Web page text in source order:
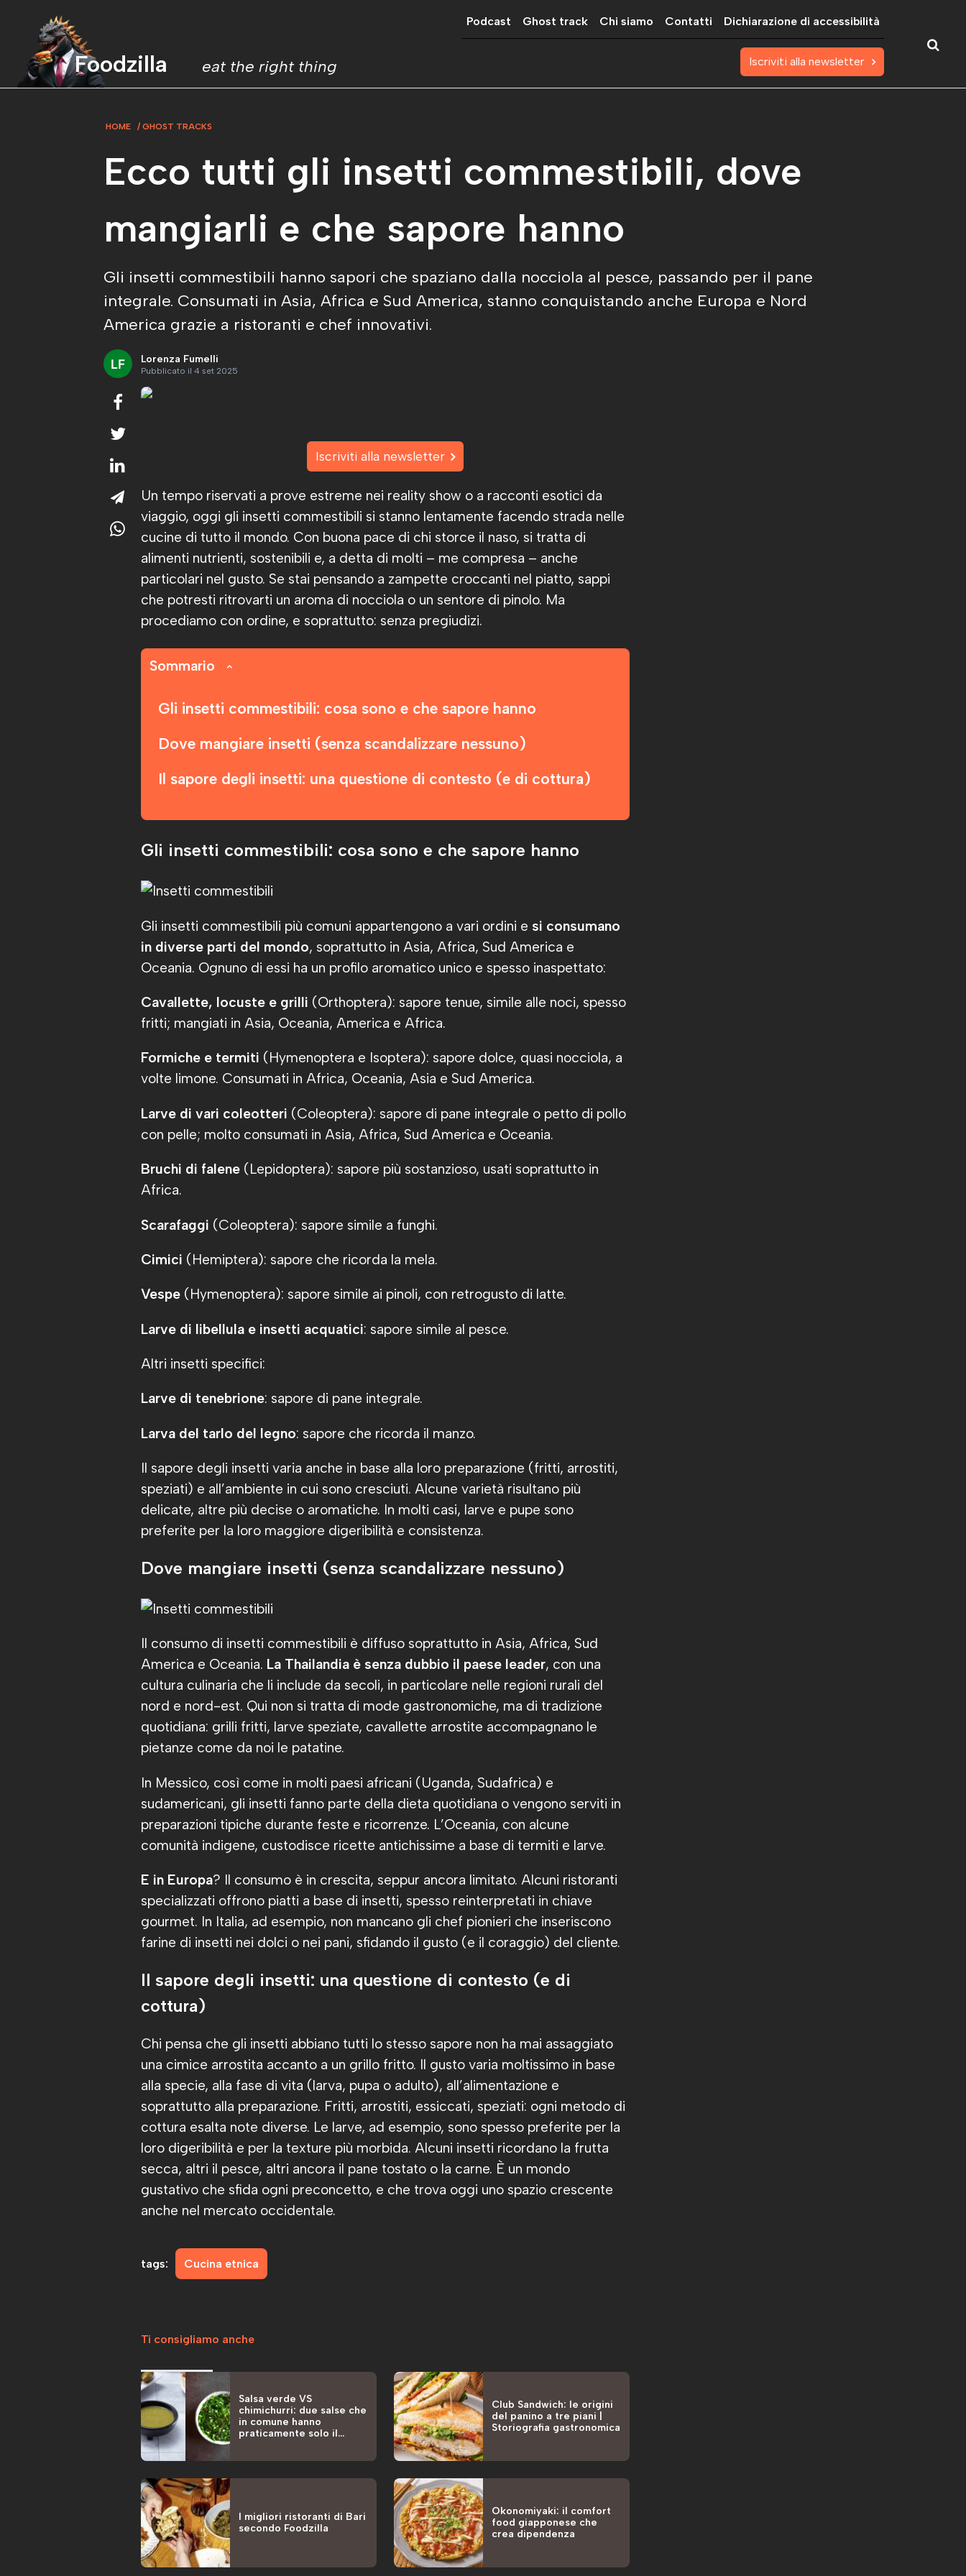
Foodzilla eat the right thing
Podcast Ghost track Chi siamo Contatti Dichiarazione di accessibilità
Iscriviti alla newsletter
HOME GHOST TRACKS
Ecco tutti gli insetti commestibili, dove
mangiarli e che sapore hanno
Gli insetti commestibili hanno sapori che spaziano dalla nocciola al pesce, passando per il pane
integrale. Consumati in Asia, Africa e Sud America, stanno conquistando anche Europa e Nord
America grazie a ristoranti e chef innovativi.
Lorenza Fumelli
Pubblicato il 4 set 2025
Iscriviti alla newsletter
Un tempo riservati a prove estreme nei reality show o a racconti esotici da
viaggio, oggi gli insetti commestibili si stanno lentamente facendo strada nelle
cucine di tutto il mondo. Con buona pace di chi storce il naso, si tratta di
alimenti nutrienti, sostenibili e, a detta di molti – me compresa – anche
particolari nel gusto. Se stai pensando a zampette croccanti nel piatto, sappi
che potresti ritrovarti un aroma di nocciola o un sentore di pinolo. Ma
procediamo con ordine, e soprattutto: senza pregiudizi.
Sommario
Gli insetti commestibili: cosa sono e che sapore hanno
Dove mangiare insetti (senza scandalizzare nessuno)
Il sapore degli insetti: una questione di contesto (e di cottura)
Gli insetti commestibili: cosa sono e che sapore hanno
Gli insetti commestibili più comuni appartengono a vari ordini e si consumano
in diverse parti del mondo, soprattutto in Asia, Africa, Sud America e
Oceania. Ognuno di essi ha un profilo aromatico unico e spesso inaspettato:
Cavallette, locuste e grilli (Orthoptera): sapore tenue, simile alle noci, spesso
fritti; mangiati in Asia, Oceania, America e Africa.
Formiche e termiti (Hymenoptera e Isoptera): sapore dolce, quasi nocciola, a
volte limone. Consumati in Africa, Oceania, Asia e Sud America.
Larve di vari coleotteri (Coleoptera): sapore di pane integrale o petto di pollo
con pelle; molto consumati in Asia, Africa, Sud America e Oceania.
Bruchi di falene (Lepidoptera): sapore più sostanzioso, usati soprattutto in
Africa.
Scarafaggi (Coleoptera): sapore simile a funghi.
Cimici (Hemiptera): sapore che ricorda la mela.
Vespe (Hymenoptera): sapore simile ai pinoli, con retrogusto di latte.
Larve di libellula e insetti acquatici: sapore simile al pesce.
Altri insetti specifici:
Larve di tenebrione: sapore di pane integrale.
Larva del tarlo del legno: sapore che ricorda il manzo.
Il sapore degli insetti varia anche in base alla loro preparazione (fritti, arrostiti,
speziati) e all’ambiente in cui sono cresciuti. Alcune varietà risultano più
delicate, altre più decise o aromatiche. In molti casi, larve e pupe sono
preferite per la loro maggiore digeribilità e consistenza.
Dove mangiare insetti (senza scandalizzare nessuno)
Il consumo di insetti commestibili è diffuso soprattutto in Asia, Africa, Sud
America e Oceania. La Thailandia è senza dubbio il paese leader, con una
cultura culinaria che li include da secoli, in particolare nelle regioni rurali del
nord e nord-est. Qui non si tratta di mode gastronomiche, ma di tradizione
quotidiana: grilli fritti, larve speziate, cavallette arrostite accompagnano le
pietanze come da noi le patatine.
In Messico, così come in molti paesi africani (Uganda, Sudafrica) e
sudamericani, gli insetti fanno parte della dieta quotidiana o vengono serviti in
preparazioni tipiche durante feste e ricorrenze. L’Oceania, con alcune
comunità indigene, custodisce ricette antichissime a base di termiti e larve.
E in Europa? Il consumo è in crescita, seppur ancora limitato. Alcuni ristoranti
specializzati offrono piatti a base di insetti, spesso reinterpretati in chiave
gourmet. In Italia, ad esempio, non mancano gli chef pionieri che inseriscono
farine di insetti nei dolci o nei pani, sfidando il gusto (e il coraggio) del cliente.
Il sapore degli insetti: una questione di contesto (e di
cottura)
Chi pensa che gli insetti abbiano tutti lo stesso sapore non ha mai assaggiato
una cimice arrostita accanto a un grillo fritto. Il gusto varia moltissimo in base
alla specie, alla fase di vita (larva, pupa o adulto), all’alimentazione e
soprattutto alla preparazione. Fritti, arrostiti, essiccati, speziati: ogni metodo di
cottura esalta note diverse. Le larve, ad esempio, sono spesso preferite per la
loro digeribilità e per la texture più morbida. Alcuni insetti ricordano la frutta
secca, altri il pesce, altri ancora il pane tostato o la carne. È un mondo
gustativo che sfida ogni preconcetto, e che trova oggi uno spazio crescente
anche nel mercato occidentale.
tags: Cucina etnica
Ti consigliamo anche
Salsa verde VS
chimichurri: due salse che
in comune hanno
praticamente solo il
Club Sandwich: le origini
del panino a tre piani |
Storiografia gastronomica
I migliori ristoranti di Bari
secondo Foodzilla
Okonomiyaki: il comfort
food giapponese che
crea dipendenza